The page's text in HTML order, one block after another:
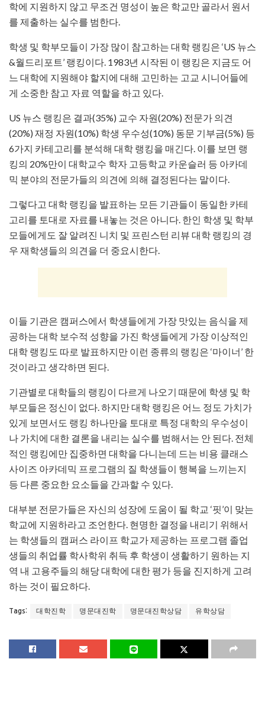
학에 지원하지 않고 무조건 명성이 높은 학교만 골라서 원서
를 제출하는 실수를 범한다.
학생 및 학부모들이 가장 많이 참고하는 대학 랭킹은 ‘US 뉴스
&월드리포트’ 랭킹이다. 1983년 시작된 이 랭킹은 지금도 어
느 대학에 지원해야 할지에 대해 고민하는 고교 시니어들에
게 소중한 참고 자료 역할을 하고 있다.
US 뉴스 랭킹은 결과(35%) 교수 자원(20%) 전문가 의견
(20%) 재정 자원(10%) 학생 우수성(10%) 동문 기부금(5%) 등
6가지 카테고리를 분석해 대학 랭킹을 매긴다. 이를 보면 랭
킹의 20%만이 대학교수 학자 고등학교 카운슬러 등 아카데
믹 분야의 전문가들의 의견에 의해 결정된다는 말이다.
그렇다고 대학 랭킹을 발표하는 모든 기관들이 동일한 카테
고리를 토대로 자료를 내놓는 것은 아니다. 한인 학생 및 학부
모들에게도 잘 알려진 니치 및 프린스턴 리뷰 대학 랭킹의 경
우 재학생들의 의견을 더 중요시한다.
이들 기관은 캠퍼스에서 학생들에게 가장 맛있는 음식을 제
공하는 대학 보수적 성향을 가진 학생들에게 가장 이상적인
대학 랭킹도 따로 발표하지만 이런 종류의 랭킹은 ‘마이너’ 한
것이라고 생각하면 된다.
기관별로 대학들의 랭킹이 다르게 나오기 때문에 학생 및 학
부모들은 정신이 없다. 하지만 대학 랭킹은 어느 정도 가치가
있게 보면서도 랭킹 하나만을 토대로 특정 대학의 우수성이
나 가치에 대한 결론을 내리는 실수를 범해서는 안 된다. 전체
적인 랭킹에만 집중하면 대학을 다니는데 드는 비용 클래스
사이즈 아카데믹 프로그램의 질 학생들이 행복을 느끼는지
등 다른 중요한 요소들을 간과할 수 있다.
대부분 전문가들은 자신의 성장에 도움이 될 학교 ‘핏’이 맞는
학교에 지원하라고 조언한다. 현명한 결정을 내리기 위해서
는 학생들의 캠퍼스 라이프 학교가 제공하는 프로그램 졸업
생들의 취업률 학사학위 취득 후 학생이 생활하기 원하는 지
역 내 고용주들의 해당 대학에 대한 평가 등을 진지하게 고려
하는 것이 필요하다.
Tags: 대학진학 명문대진학 명문대진학상담 유학상담